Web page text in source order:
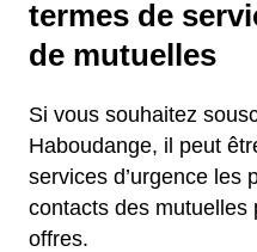
termes de
de mutuelles
Si vous souhaitez
Haboudange, il peut
services d’urgence les
contacts des mutuelles
offres.